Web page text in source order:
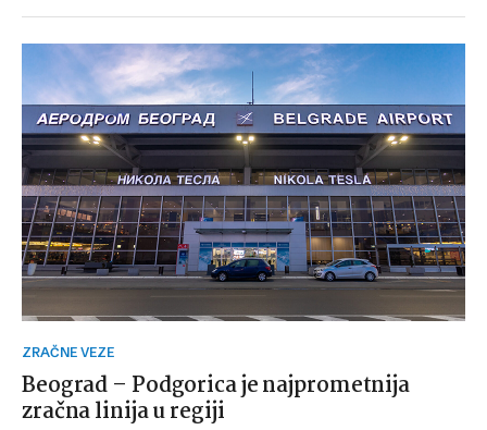
ZRAČNE VEZE
Beograd – Podgorica je najprometnija
zračna linija u regiji